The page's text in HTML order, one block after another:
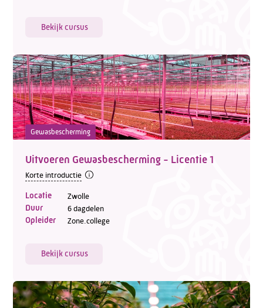
Bekijk cursus
Gewasbescherming
Uitvoeren Gewasbescherming - Licentie 1
Korte introductie
Locatie Zwolle
Duur 6 dagdelen
Opleider Zone.college
Bekijk cursus